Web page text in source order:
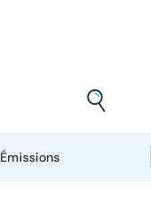
Émissions